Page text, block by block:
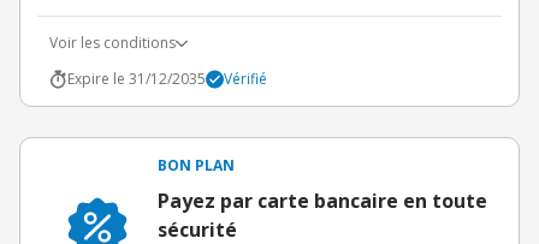
Voir les conditions
Expire le 31/12/2035
Vérifié
BON PLAN
Payez par carte bancaire en toute
sécurité